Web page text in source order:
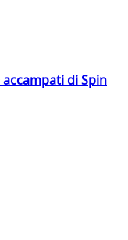
di Spin